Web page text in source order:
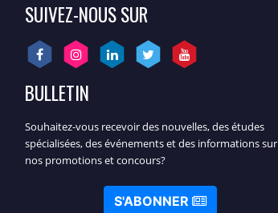
SUIVEZ-NOUS SUR
BULLETIN
Souhaitez-vous recevoir des nouvelles, des études
spécialisées, des événements et des informations sur
nos promotions et concours?
S'ABONNER